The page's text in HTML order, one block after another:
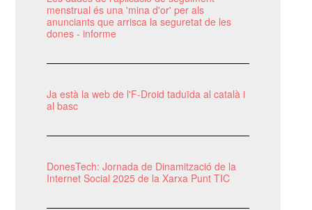
menstrual és una 'mina d'or' per als
anunciants que arrisca la seguretat de les
dones - informe
Ja està la web de l'F-Droid taduïda al català i
al basc
DonesTech: Jornada de Dinamització de la
Internet Social 2025 de la Xarxa Punt TIC